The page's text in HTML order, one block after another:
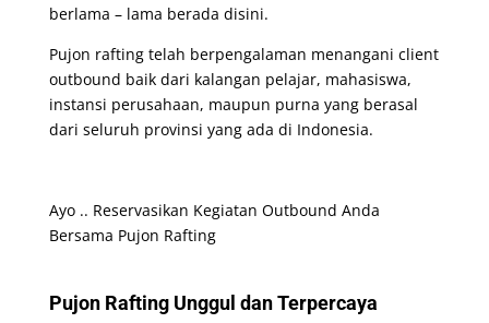
berlama – lama berada disini.
Pujon rafting telah berpengalaman menangani client
outbound baik dari kalangan pelajar, mahasiswa,
instansi perusahaan, maupun purna yang berasal
dari seluruh provinsi yang ada di Indonesia.
Ayo .. Reservasikan Kegiatan Outbound Anda
Bersama Pujon Rafting
Pujon Rafting Unggul dan Terpercaya